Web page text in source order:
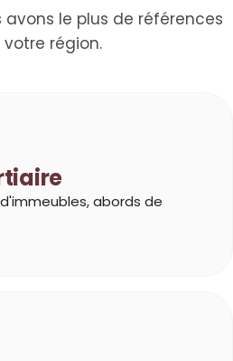
avons le plus de références
région.
abords de